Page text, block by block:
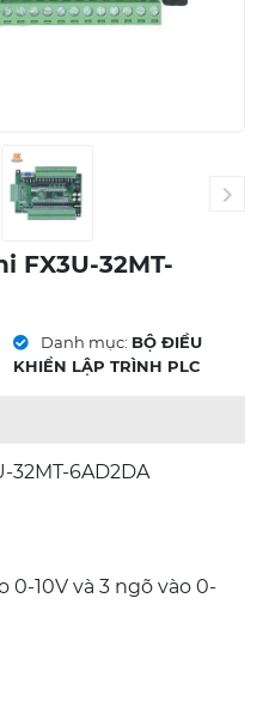
FX3U-32MT-
Danh mục: BỘ ĐIỀU
KHIỂN LẬP TRÌNH PLC
32MT-6AD2DA
0-10V và 3 ngõ vào 0-